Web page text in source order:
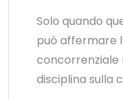
Solo quando
può affermare
concorrenziale
disciplina sulla